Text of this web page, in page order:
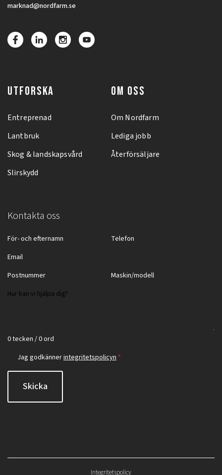
marknad@nordfarm.se
UTFORSKA
Entreprenad
Lantbruk
Skog & landskapsvård
Slirskydd
OM OSS
Om Nordfarm
Lediga jobb
Återförsäljare
Kontakta oss
0 tecken / 0 ord
Jag godkännerintegritetspolicyn *
Skicka
Integritetspolicy